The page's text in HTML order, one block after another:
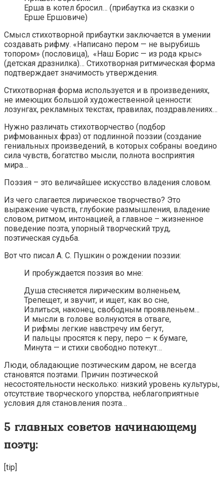
Ерша в котел бросил… (прибаутка из сказки о
Ерше Ершовиче)
Смысл стихотворной прибаутки заключается в умении
создавать рифму. «Написано пером — не вырубишь
топором» (пословица), «Наш Борис — из рода крыс»
(детская дразнилка)… Стихотворная ритмическая форма
подтверждает значимость утверждения.
Стихотворная форма используется и в произведениях,
не имеющих большой художественной ценности:
лозунгах, рекламных текстах, правилах, поздравлениях…
Нужно различать стихотворчество (подбор
рифмованных фраз) от подлинной поэзии (создание
гениальных произведений, в которых собраны воедино
сила чувств, богатство мысли, полнота восприятия
мира…
Поэзия – это величайшее искусство владения словом.
Из чего слагается лирическое творчество? Это
выражение чувств, глубокие размышления, владение
словом, ритмом, интонацией, а главное – жизненное
поведение поэта, упорный творческий труд,
поэтическая судьба.
Вот что писал А. С. Пушкин о рождении поэзии:
И пробуждается поэзия во мне:
Душа стесняется лирическим волненьем,
Трепещет, и звучит, и ищет, как во сне,
Излиться, наконец, свободным проявленьем…
И мысли в голове волнуются в отваге,
И рифмы легкие навстречу им бегут,
И пальцы просятся к перу, перо — к бумаге,
Минута — и стихи свободно потекут…
Люди, обладающие поэтическим даром, не всегда
становятся поэтами. Причин поэтической
несостоятельности несколько: низкий уровень культуры,
отсутствие творческого упорства, неблагоприятные
условия для становления поэта…
5 главных советов начинающему
поэту:
[tip]